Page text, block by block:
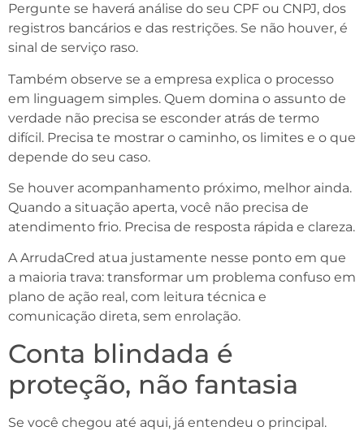
Pergunte se haverá análise do seu CPF ou CNPJ, dos
registros bancários e das restrições. Se não houver, é
sinal de serviço raso.
Também observe se a empresa explica o processo
em linguagem simples. Quem domina o assunto de
verdade não precisa se esconder atrás de termo
difícil. Precisa te mostrar o caminho, os limites e o que
depende do seu caso.
Se houver acompanhamento próximo, melhor ainda.
Quando a situação aperta, você não precisa de
atendimento frio. Precisa de resposta rápida e clareza.
A ArrudaCred atua justamente nesse ponto em que
a maioria trava: transformar um problema confuso em
plano de ação real, com leitura técnica e
comunicação direta, sem enrolação.
Conta blindada é
proteção, não fantasia
Se você chegou até aqui, já entendeu o principal.